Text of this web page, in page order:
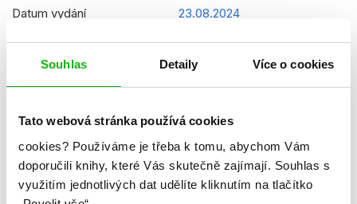
Souhlas Detaily Více o cookies
Tato webová stránka používá cookies
cookies? Používáme je třeba k tomu, abychom Vám
doporučili knihy, které Vás skutečně zajímají. Souhlas s
využitím jednotlivých dat udělíte kliknutím na tlačítko
Datum vydání 23.08.2024
Formát 210x297 mm
0,12 kg
Původní název
Gabby´s Dollhouse -
Coloring/Activity